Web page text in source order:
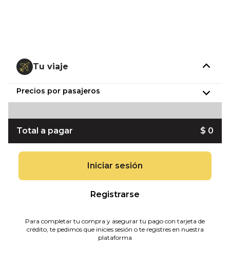
Tu viaje
Precios por pasajeros
Total a pagar $ 0
Iniciar sesión
Registrarse
Para completar tu compra y asegurar tu pago con tarjeta de
crédito, te pedimos que inicies sesión o te registres en nuestra
plataforma